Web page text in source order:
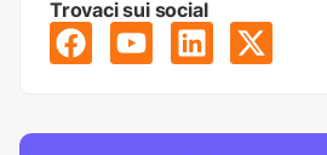
Trovaci sui social